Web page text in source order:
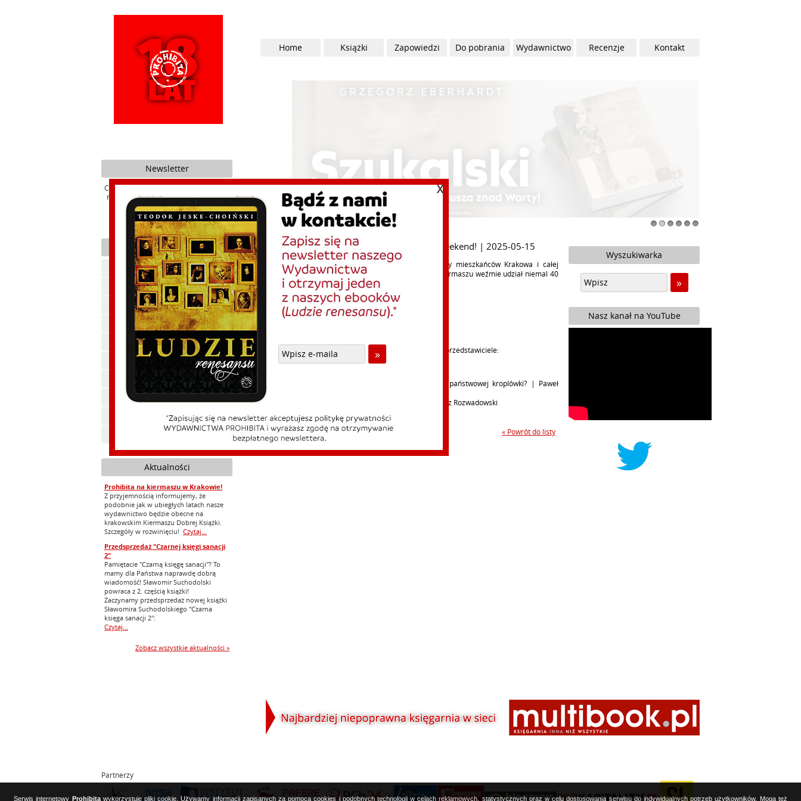
Newsletter
Chcesz być na bieżąco z promocjami i
nowościami naszego Wydawnictwa ?
Kategorie
Polityka, publicystyka
Historia
Ekonomia
Beletrystyka
Cywilizacja
Feliks Koneczny
Zdrowie
Ebooki
Audiobooki
Zapowiedzi
Aktualności
Prohibita na kiermaszu w Krakowie!
Z przyjemnością informujemy, że
podobnie jak w ubiegłych latach nasze
wydawnictwo będzie obecne na
krakowskim Kiermaszu Dobrej Książki.
Szczegóły w rozwinięciu! Czytaj...
Przedsprzedaż "Czarnej księgi sanacji
2"
Pamiętacie "Czarną księgę sanacji"? To
mamy dla Państwa naprawdę dobrą
wiadomość! Sławomir Suchodolski
powraca z 2. częścią książki!
Zaczynamy przedsprzedaż nowej książki
Sławomira Suchodolskiego "Czarna
księga sanacji 2":
Czytaj...
Zobacz wszystkie aktualności »
Kontakt
Recenzje
Wydawnictwo
Do pobrania
Zapowiedzi
Książki
Home
3. Krakowski Kiermasz Dobrej Książki już w ten weekend! | 2025-05-15
W weekend 17-18 maja 2025 roku serdecznie zapraszamy mieszkańców Krakowa i całej
Małopolski na 3. kiermasz Dobrej Książki. W tegorocznym kiermaszu weźmie udział niemal 40
wystawców oraz szerokie grono autorów.
Na naszym stoisku w sobotę pojawią się:
Dariusz Rozwadowski godz. 13-19
Jerzy Szczepkowski godz. 13-16
Swoje wystąpienia w sali wykładowej będą również mieć nasi przedstawiciele:
Sobota, 17 maja 2025 r.
13:15 14:00 Jak utrzymać się na rynku wydawniczym bez państwowej kroplówki? | Paweł
Toboła-Pertkiewicz
14:15 15:00 Polska szkoła na drodze do totalitaryzmu | Dariusz Rozwadowski
« Powrót do listy
Wyszukiwarka
Nasz kanał na YouTube
Serwis internetowy Prohibitawykorzystuje pliki cookie. Używamy informacji zapisanych za pomocą cookies i podobnych technologii w celach reklamowych, statystycznych oraz w celu dostosowania serwisu do indywidualnych potrzeb użytkowników. Mogą też
X
Partnerzy